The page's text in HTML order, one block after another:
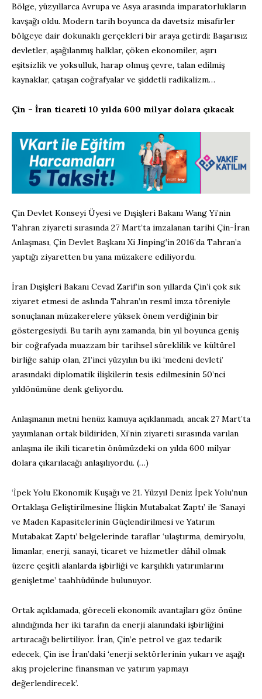
Bölge, yüzyıllarca Avrupa ve Asya arasında imparatorlukların
kavşağı oldu. Modern tarih boyunca da davetsiz misafirler
bölgeye dair dokunaklı gerçekleri bir araya getirdi: Başarısız
devletler, aşağılanmış halklar, çöken ekonomiler, aşırı
eşitsizlik ve yoksulluk, harap olmuş çevre, talan edilmiş
kaynaklar, çatışan coğrafyalar ve şiddetli radikalizm…
Çin – İran ticareti 10 yılda 600 milyar dolara çıkacak
Çin Devlet Konseyi Üyesi ve Dışişleri Bakanı Wang Yi’nin
Tahran ziyareti sırasında 27 Mart’ta imzalanan tarihi Çin-İran
Anlaşması, Çin Devlet Başkanı Xi Jinping’in 2016’da Tahran’a
yaptığı ziyaretten bu yana müzakere ediliyordu.
İran Dışişleri Bakanı Cevad Zarif’in son yıllarda Çin’i çok sık
ziyaret etmesi de aslında Tahran’ın resmî imza töreniyle
sonuçlanan müzakerelere yüksek önem verdiğinin bir
göstergesiydi. Bu tarih aynı zamanda, bin yıl boyunca geniş
bir coğrafyada muazzam bir tarihsel süreklilik ve kültürel
birliğe sahip olan, 21’inci yüzyılın bu iki ‘medeni devleti’
arasındaki diplomatik ilişkilerin tesis edilmesinin 50’nci
yıldönümüne denk geliyordu.
Anlaşmanın metni henüz kamuya açıklanmadı, ancak 27 Mart’ta
yayımlanan ortak bildiriden, Xi’nin ziyareti sırasında varılan
anlaşma ile ikili ticaretin önümüzdeki on yılda 600 milyar
dolara çıkarılacağı anlaşılıyordu. (…)
‘İpek Yolu Ekonomik Kuşağı ve 21. Yüzyıl Deniz İpek Yolu’nun
Ortaklaşa Geliştirilmesine İlişkin Mutabakat Zaptı’ ile ‘Sanayi
ve Maden Kapasitelerinin Güçlendirilmesi ve Yatırım
Mutabakat Zaptı’ belgelerinde taraflar ‘ulaştırma, demiryolu,
limanlar, enerji, sanayi, ticaret ve hizmetler dâhil olmak
üzere çeşitli alanlarda işbirliği ve karşılıklı yatırımlarını
genişletme’ taahhüdünde bulunuyor.
Ortak açıklamada, göreceli ekonomik avantajları göz önüne
alındığında her iki tarafın da enerji alanındaki işbirliğini
artıracağı belirtiliyor. İran, Çin’e petrol ve gaz tedarik
edecek, Çin ise İran’daki ‘enerji sektörlerinin yukarı ve aşağı
akış projelerine finansman ve yatırım yapmayı
değerlendirecek’.